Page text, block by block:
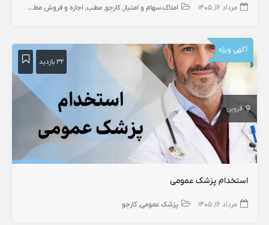
مرداد ۱۶, ۱۴۰۵ املاک،سهام و امتیاز کارجو مطب اجاره و فروش مطب دندانپزشک
آگهی ویژه
۳۲ بازدید
قزوین
استخدام پزشک عمومی
مرداد ۱۶, ۱۴۰۵ پزشک عمومی کارجو